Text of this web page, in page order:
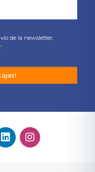
de la newsletter,